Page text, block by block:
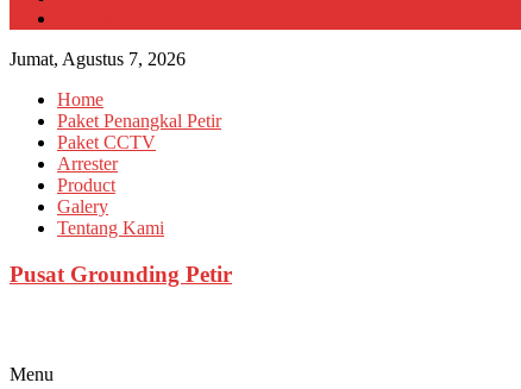
Jumat, Agustus 7, 2026
Home
Paket Penangkal Petir
Paket CCTV
Arrester
Product
Galery
Tentang Kami
Pusat Grounding Petir
Menu